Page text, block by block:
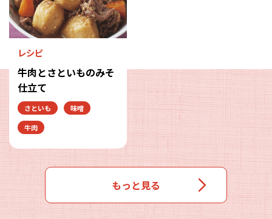
レシピ
牛肉とさといものみそ
仕立て
さといも
味噌
牛肉
もっと見る